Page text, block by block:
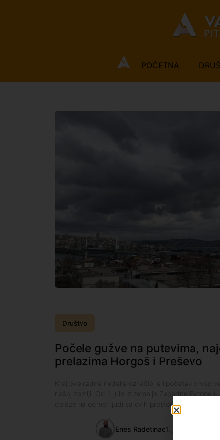
POČETNA
Društvo
Počele gužve na putevima,
prelazima Horgoš i Preševo
dolaze na odmor ljudi sa ovih prostora,
Enes Radetinac1. jul 2022.